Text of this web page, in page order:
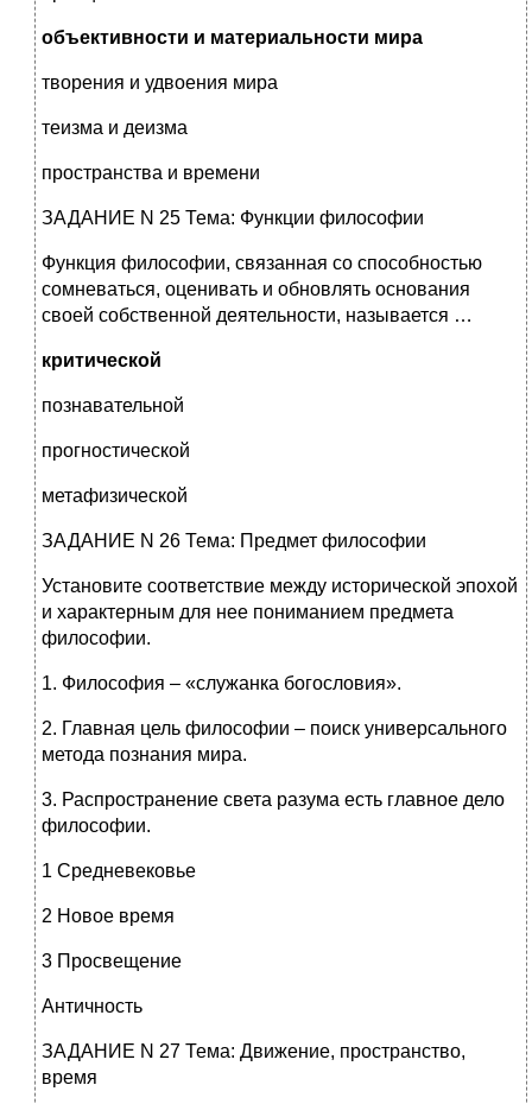
объективности и материальности мира
творения и удвоения мира
теизма и деизма
пространства и времени
ЗАДАНИЕ N 25 Тема: Функции философии
Функция философии, связанная со способностью
сомневаться, оценивать и обновлять основания
своей собственной деятельности, называется …
критической
познавательной
прогностической
метафизической
ЗАДАНИЕ N 26 Тема: Предмет философии
Установите соответствие между исторической эпохой
и характерным для нее пониманием предмета
философии.
1. Философия – «служанка богословия».
2. Главная цель философии – поиск универсального
метода познания мира.
3. Распространение света разума есть главное дело
философии.
1 Средневековье
2 Новое время
3 Просвещение
Античность
ЗАДАНИЕ N 27 Тема: Движение, пространство,
время